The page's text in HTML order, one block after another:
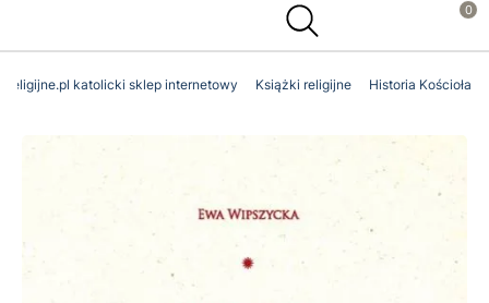
religijne.pl katolicki sklep internetowy Książki religijne Historia Kościoła